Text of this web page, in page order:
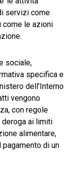
servizi come
come le azioni
sociale,
specifica e
dell’Interno
vengono
con regole
ai limiti
alimentare,
pagamento di un